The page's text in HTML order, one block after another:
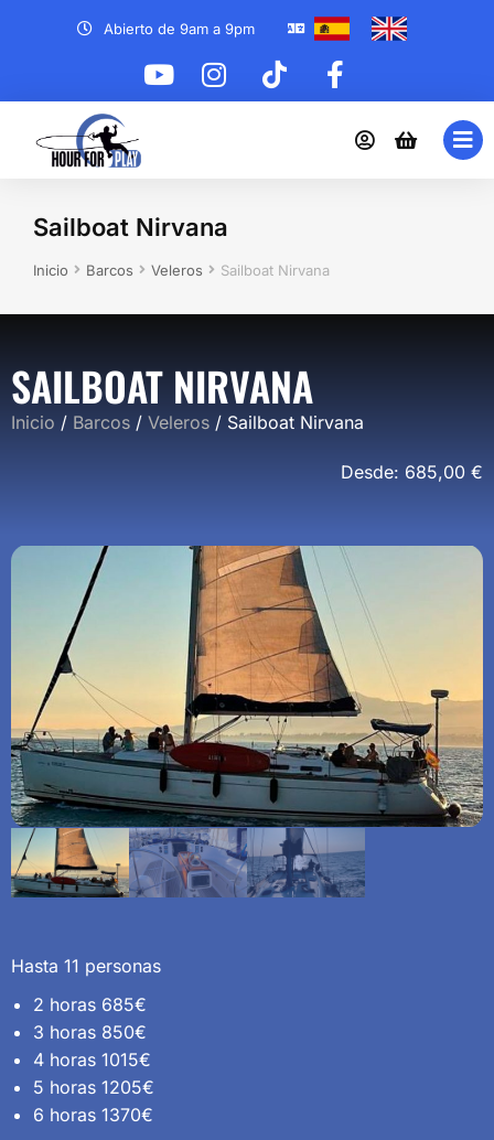
Abierto de 9am a 9pm
Sailboat Nirvana
Estás aquí:
Inicio Barcos Veleros Sailboat Nirvana
SAILBOAT NIRVANA
Inicio / Barcos / Veleros / Sailboat Nirvana
Desde: 685,00 €
Hasta 11 personas
2 horas 685€
3 horas 850€
4 horas 1015€
5 horas 1205€
6 horas 1370€